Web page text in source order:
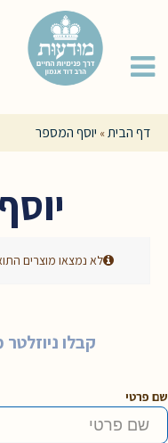
דף הבית» יוסף המספר
לא נמצאו מוצרים
קבלו
שם פרטי